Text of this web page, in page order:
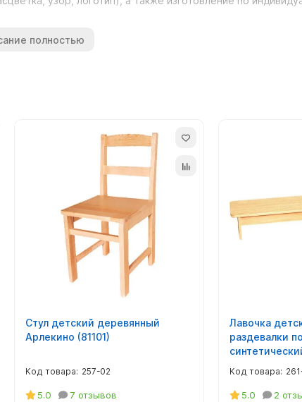
полностью
Стул детский деревянный
Арлекино (81101)
257-02
5.0 7 отзывов
Лавочка
раздевалки
5.0 2